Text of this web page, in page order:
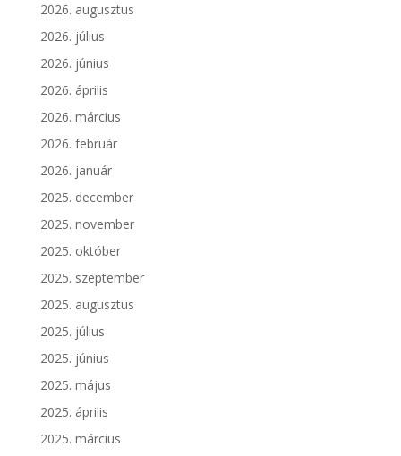
2026. augusztus
2026. július
2026. június
2026. április
2026. március
2026. február
2026. január
2025. december
2025. november
2025. október
2025. szeptember
2025. augusztus
2025. július
2025. június
2025. május
2025. április
2025. március